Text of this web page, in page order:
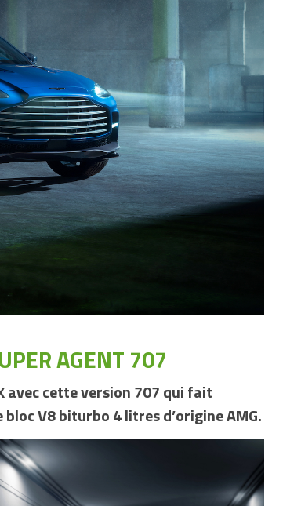
AGENT 707
avec cette version 707 qui fait
V8 biturbo 4 litres d’origine AMG.